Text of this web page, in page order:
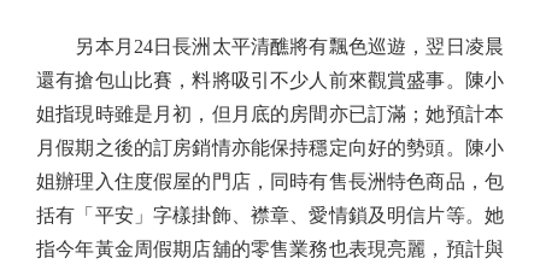
另本月24日長洲太平清醮將有飄色巡遊，翌日凌晨
還有搶包山比賽，料將吸引不少人前來觀賞盛事。陳小
姐指現時雖是月初，但月底的房間亦已訂滿；她預計本
月假期之後的訂房銷情亦能保持穩定向好的勢頭。陳小
姐辦理入住度假屋的門店，同時有售長洲特色商品，包
括有「平安」字樣掛飾、襟章、愛情鎖及明信片等。她
指今年黃金周假期店舖的零售業務也表現亮麗，預計與